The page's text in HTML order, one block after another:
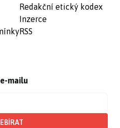
Redakční etický kodex
Inzerce
RSS
mailu